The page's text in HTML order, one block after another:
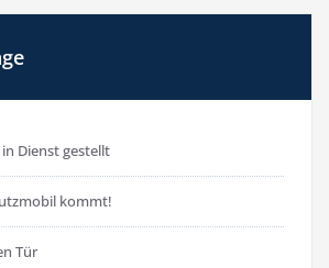
in Dienst gestellt
kommt!
Tür